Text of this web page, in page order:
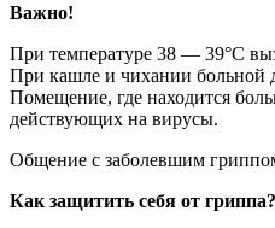
Важно!
При температуре 38 — 39°С
При кашле и чихании больной
Помещение, где находится
действующих на вирусы.
Общение с заболевшим
Как защитить себя от гриппа?